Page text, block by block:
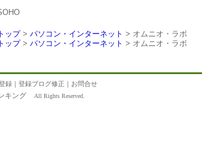
トップ> パソコン・インターネット > オムニオ・ラボ
トップ> パソコン・インターネット > オムニオ・ラボ
録 ｜ 登録ブログ修正 ｜ お問合せ
キング All Rights Reserved.